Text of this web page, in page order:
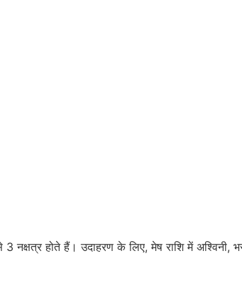
होते हैं। उदाहरण के लिए, मेष राशि में अश्विनी,